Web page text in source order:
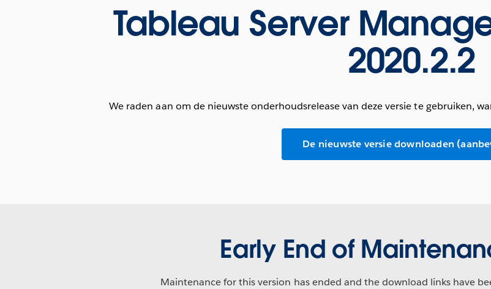
Tableau Server
2020.2.2
We raden aan om de nieuwste onderhoudsrelease van deze versie te gebruiken,
De nieuwste versie downloaden
Early End of
Maintenance for this version has ended and the download links have